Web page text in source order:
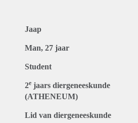
Jaap
Man, 27 jaar
Student
2e jaars diergeneeskunde
(ATHENEUM)
Lid van diergeneeskunde